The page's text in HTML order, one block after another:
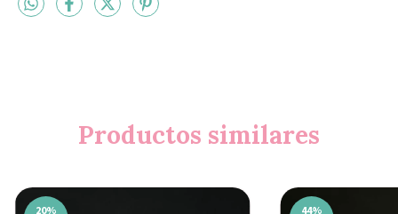
Productos similares
20%
44%